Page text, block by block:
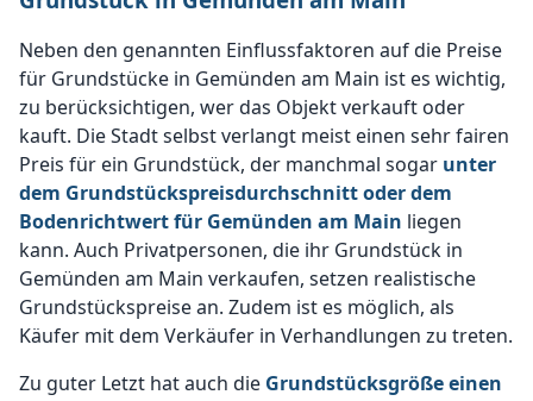
Neben den genannten Einflussfaktoren auf die Preise
für Grundstücke in Gemünden am Main ist es wichtig,
zu berücksichtigen, wer das Objekt verkauft oder
kauft. Die Stadt selbst verlangt meist einen sehr fairen
Preis für ein Grundstück, der manchmal sogar unter
dem Grundstückspreisdurchschnitt oder dem
Bodenrichtwert für Gemünden am Main liegen
kann. Auch Privatpersonen, die ihr Grundstück in
Gemünden am Main verkaufen, setzen realistische
Grundstückspreise an. Zudem ist es möglich, als
Käufer mit dem Verkäufer in Verhandlungen zu treten.
Zu guter Letzt hat auch die Grundstücksgröße einen